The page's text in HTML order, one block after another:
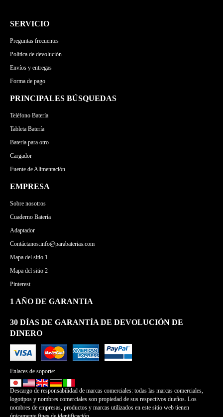
SERVICIO
Preguntas frecuentes
Política de devolución
Envíos y entregas
Forma de pago
PRINCIPALES BÚSQUEDAS
Teléfono Batería
Tableta Batería
Batería para otro
Cargador
Fuente de Alimentación
EMPRESA
Sobre nosotros
Cuaderno Batería
Adaptador
Contáctanos:info@parabaterias.com
Mapa del sitio 1
Mapa del sitio 2
Pinterest
1 AÑO DE GARANTIA
30 DÍAS DE GARANTÍA DE DEVOLUCIÓN DE
DINERO
Enlaces de soporte:
Descargo de responsabilidad de marcas comerciales: todas las marcas comerciales,
logotipos y nombres comerciales son propiedad de sus respectivos dueños. Los
nombres de empresas, productos y marcas utilizados en este sitio web tienen